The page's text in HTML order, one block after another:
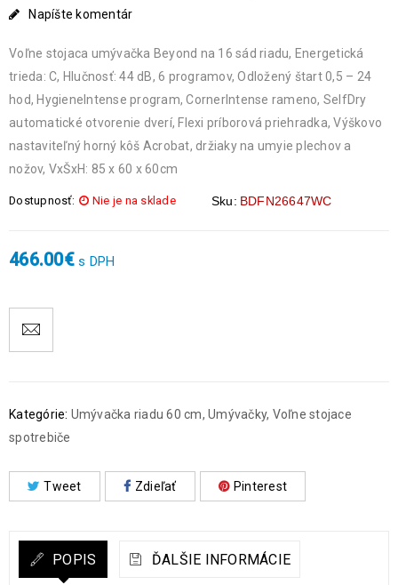
Napíšte komentár
Voľne stojaca umývačka Beyond na 16 sád riadu, Energetická
trieda: C, Hlučnosť: 44 dB, 6 programov, Odložený štart 0,5 – 24
hod, HygieneIntense program, CornerIntense rameno, SelfDry
automatické otvorenie dverí, Flexi príborová priehradka, Výškovo
nastaviteľný horný kôš Acrobat, držiaky na umyie plechov a
nožov, VxŠxH: 85 x 60 x 60cm
Dostupnosť: Nie je na sklade Sku: BDFN26647WC
466.00€ s DPH
Kategórie: Umývačka riadu 60 cm, Umývačky, Voľne stojace
spotrebiče
Tweet Zdieľať Pinterest
POPIS ĎALŠIE INFORMÁCIE